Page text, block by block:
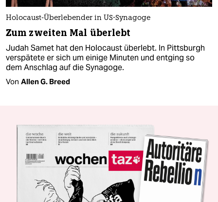
Holocaust-Überlebender in US-Synagoge
Zum zweiten Mal überlebt
Judah Samet hat den Holocaust überlebt. In Pittsburgh
verspätete er sich um einige Minuten und entging so
dem Anschlag auf die Synagoge.
Von Allen G. Breed